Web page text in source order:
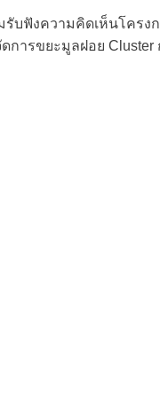
บฟังความคิดเห็นโครง
การขยะมูลฝอย Cluster